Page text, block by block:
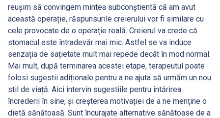
reușim să convingem mintea subconștientă că am avut
această operație, răspunsurile creierului vor fi similare cu
cele provocate de o operație reală. Creierul va crede că
stomacul este întradevăr mai mic. Astfel se va induce
senzația de sațietate mult mai repede decât în mod normal.
Mai mult, după terminarea acestei etape, terapeutul poate
folosi sugestii adiționale pentru a ne ajuta să urmăm un nou
stil de viață. Aici intervin sugestiile pentru întărirea
încrederii în sine, și creșterea motivației de a ne menține o
dietă sănătoasă. Sunt încurajate alternative sănătoase de a